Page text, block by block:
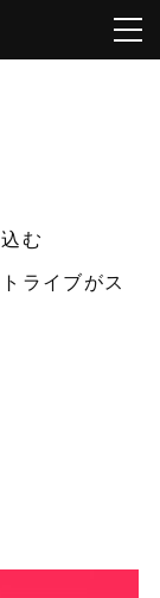
む
ライブがス